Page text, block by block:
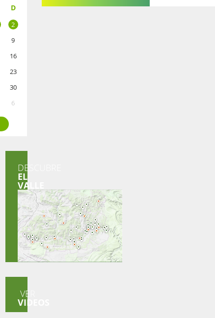
D
2
9
16
23
30
6
DESCUBRE
EL
VALLE
VER
VIDEOS